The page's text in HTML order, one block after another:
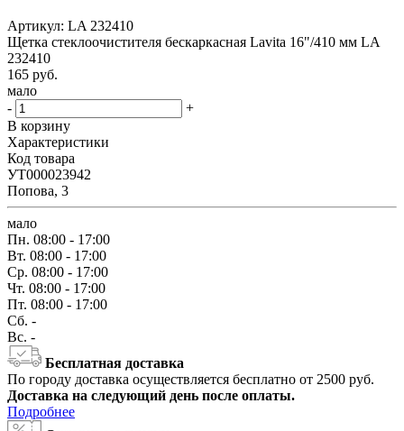
Артикул: LA 232410
Щетка стеклоочистителя бескаркасная Lavita 16"/410 мм LA
232410
165 руб.
мало
-
+
В корзину
Характеристики
Код товара
УТ000023942
Попова, 3
мало
Пн. 08:00 - 17:00
Вт. 08:00 - 17:00
Ср. 08:00 - 17:00
Чт. 08:00 - 17:00
Пт. 08:00 - 17:00
Сб. -
Вс. -
Бесплатная доставка
По городу доставка осуществляется бесплатно от 2500 руб.
Доставка на следующий день после оплаты.
Подробнее